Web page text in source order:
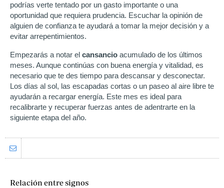
podrías verte tentado por un gasto importante o una
oportunidad que requiera prudencia. Escuchar la opinión de
alguien de confianza te ayudará a tomar la mejor decisión y a
evitar arrepentimientos.
Empezarás a notar el cansancio acumulado de los últimos
meses. Aunque continúas con buena energía y vitalidad, es
necesario que te des tiempo para descansar y desconectar.
Los días al sol, las escapadas cortas o un paseo al aire libre te
ayudarán a recargar energía. Este mes es ideal para
recalibrarte y recuperar fuerzas antes de adentrarte en la
siguiente etapa del año.
Relación entre signos